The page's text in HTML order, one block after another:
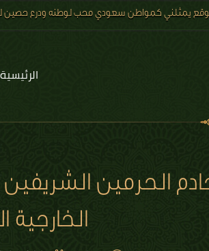
يمثلني كمواطن سعودي محب لوطنه ودرع حصين
الرئيسية
الحرمين الشريفين
الخارجية